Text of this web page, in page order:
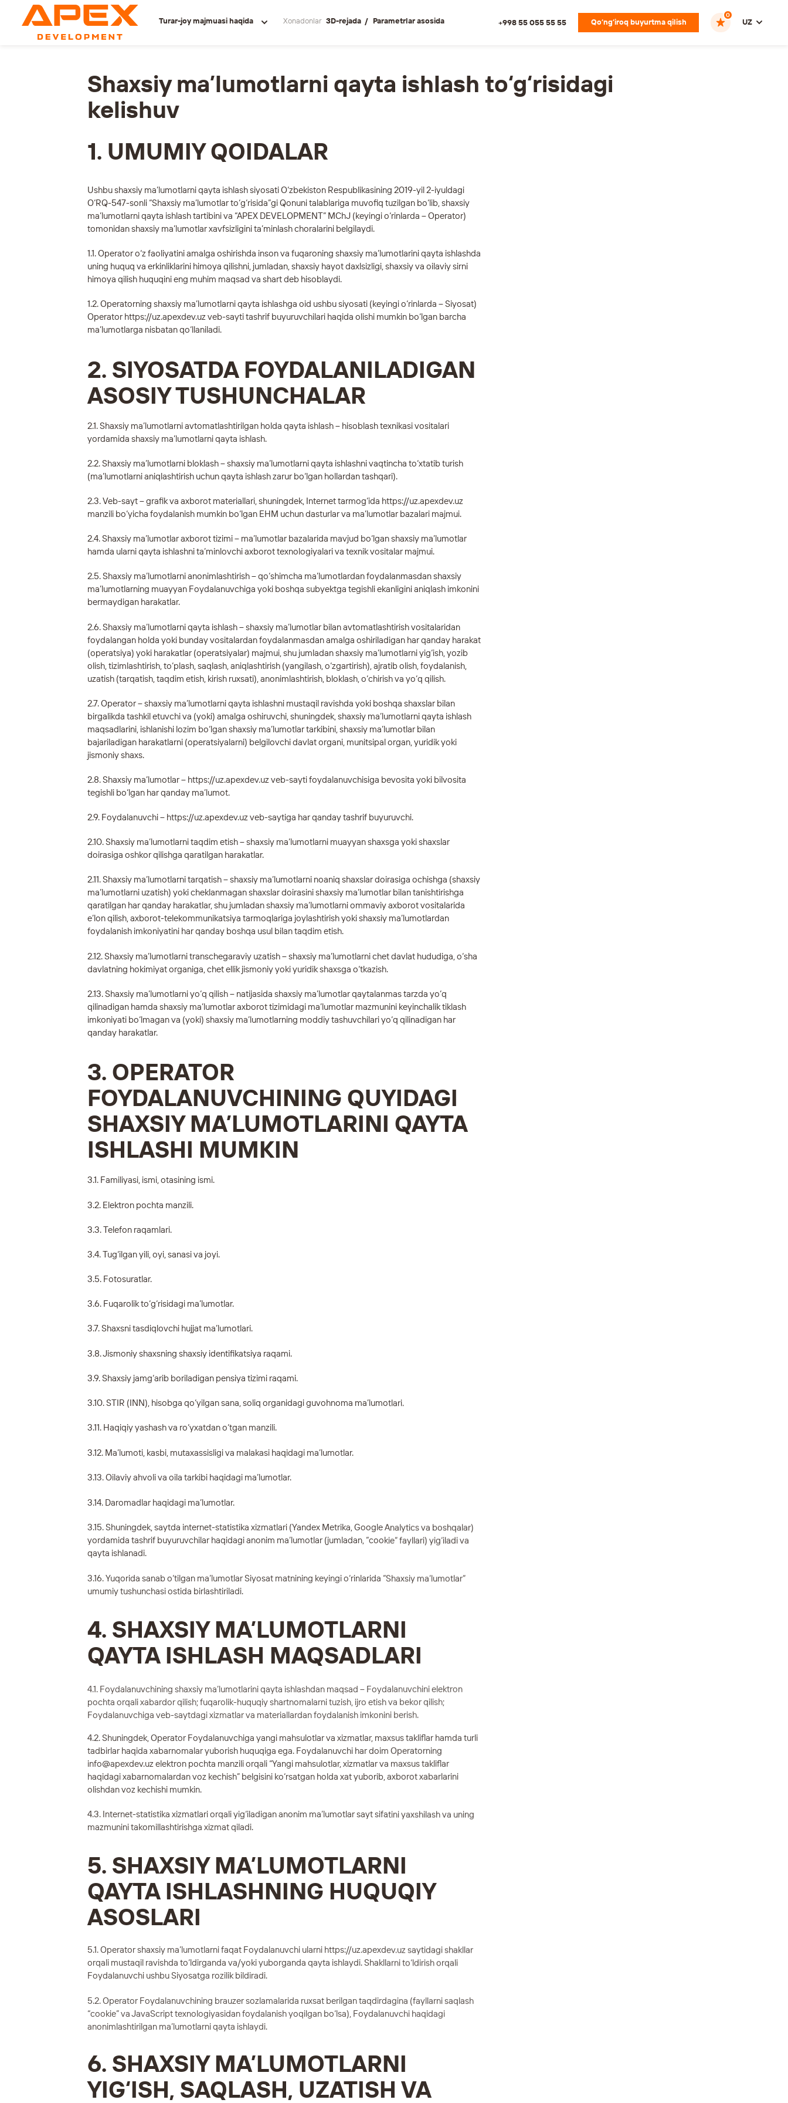
Turar-joy majmuasi haqida Xonadonlar 3D-rejada Parametrlar asosida +998 55 055 55 55 Qo‘ng‘iroq buyurtma qilish
0
UZ
Shaxsiy ma’lumotlarni qayta ishlash to‘g‘risidagi
kelishuv
1. UMUMIY QOIDALAR
Ushbu shaxsiy ma’lumotlarni qayta ishlash siyosati O‘zbekiston Respublikasining 2019-yil 2-iyuldagi
O‘RQ-547-sonli “Shaxsiy ma’lumotlar to‘g‘risida”gi Qonuni talablariga muvofiq tuzilgan bo‘lib, shaxsiy
ma’lumotlarni qayta ishlash tartibini va “APEX DEVELOPMENT” MChJ (keyingi o‘rinlarda – Operator)
tomonidan shaxsiy ma’lumotlar xavfsizligini ta’minlash choralarini belgilaydi.
1.1. Operator o‘z faoliyatini amalga oshirishda inson va fuqaroning shaxsiy ma’lumotlarini qayta ishlashda
uning huquq va erkinliklarini himoya qilishni, jumladan, shaxsiy hayot daxlsizligi, shaxsiy va oilaviy sirni
himoya qilish huquqini eng muhim maqsad va shart deb hisoblaydi.
1.2. Operatorning shaxsiy ma’lumotlarni qayta ishlashga oid ushbu siyosati (keyingi o‘rinlarda – Siyosat)
Operator https://uz.apexdev.uzveb-sayti tashrif buyuruvchilari haqida olishi mumkin bo‘lgan barcha
ma’lumotlarga nisbatan qo‘llaniladi.
2. SIYOSATDA FOYDALANILADIGAN
ASOSIY TUSHUNCHALAR
2.1. Shaxsiy ma’lumotlarni avtomatlashtirilgan holda qayta ishlash – hisoblash texnikasi vositalari
yordamida shaxsiy ma’lumotlarni qayta ishlash.
2.2. Shaxsiy ma’lumotlarni bloklash – shaxsiy ma’lumotlarni qayta ishlashni vaqtincha to‘xtatib turish
(ma’lumotlarni aniqlashtirish uchun qayta ishlash zarur bo‘lgan hollardan tashqari).
2.3. Veb-sayt – grafik va axborot materiallari, shuningdek, Internet tarmog‘ida https://uz.apexdev.uz
manzili bo‘yicha foydalanish mumkin bo‘lgan EHM uchun dasturlar va ma’lumotlar bazalari majmui.
2.4. Shaxsiy ma’lumotlar axborot tizimi – ma’lumotlar bazalarida mavjud bo‘lgan shaxsiy ma’lumotlar
hamda ularni qayta ishlashni ta’minlovchi axborot texnologiyalari va texnik vositalar majmui.
2.5. Shaxsiy ma’lumotlarni anonimlashtirish – qo‘shimcha ma’lumotlardan foydalanmasdan shaxsiy
ma’lumotlarning muayyan Foydalanuvchiga yoki boshqa subyektga tegishli ekanligini aniqlash imkonini
bermaydigan harakatlar.
2.6. Shaxsiy ma’lumotlarni qayta ishlash – shaxsiy ma’lumotlar bilan avtomatlashtirish vositalaridan
foydalangan holda yoki bunday vositalardan foydalanmasdan amalga oshiriladigan har qanday harakat
(operatsiya) yoki harakatlar (operatsiyalar) majmui, shu jumladan shaxsiy ma’lumotlarni yig‘ish, yozib
olish, tizimlashtirish, to‘plash, saqlash, aniqlashtirish (yangilash, o‘zgartirish), ajratib olish, foydalanish,
uzatish (tarqatish, taqdim etish, kirish ruxsati), anonimlashtirish, bloklash, o‘chirish va yo‘q qilish.
2.7. Operator – shaxsiy ma’lumotlarni qayta ishlashni mustaqil ravishda yoki boshqa shaxslar bilan
birgalikda tashkil etuvchi va (yoki) amalga oshiruvchi, shuningdek, shaxsiy ma’lumotlarni qayta ishlash
maqsadlarini, ishlanishi lozim bo‘lgan shaxsiy ma’lumotlar tarkibini, shaxsiy ma’lumotlar bilan
bajariladigan harakatlarni (operatsiyalarni) belgilovchi davlat organi, munitsipal organ, yuridik yoki
jismoniy shaxs.
2.8. Shaxsiy ma’lumotlar – https://uz.apexdev.uzveb-sayti foydalanuvchisiga bevosita yoki bilvosita
tegishli bo‘lgan har qanday ma’lumot.
2.9. Foydalanuvchi – https://uz.apexdev.uzveb-saytiga har qanday tashrif buyuruvchi.
2.10. Shaxsiy ma’lumotlarni taqdim etish – shaxsiy ma’lumotlarni muayyan shaxsga yoki shaxslar
doirasiga oshkor qilishga qaratilgan harakatlar.
2.11. Shaxsiy ma’lumotlarni tarqatish – shaxsiy ma’lumotlarni noaniq shaxslar doirasiga ochishga (shaxsiy
ma’lumotlarni uzatish) yoki cheklanmagan shaxslar doirasini shaxsiy ma’lumotlar bilan tanishtirishga
qaratilgan har qanday harakatlar, shu jumladan shaxsiy ma’lumotlarni ommaviy axborot vositalarida
e’lon qilish, axborot-telekommunikatsiya tarmoqlariga joylashtirish yoki shaxsiy ma’lumotlardan
foydalanish imkoniyatini har qanday boshqa usul bilan taqdim etish.
2.12. Shaxsiy ma’lumotlarni transchegaraviy uzatish – shaxsiy ma’lumotlarni chet davlat hududiga, o‘sha
davlatning hokimiyat organiga, chet ellik jismoniy yoki yuridik shaxsga o‘tkazish.
2.13. Shaxsiy ma’lumotlarni yo‘q qilish – natijasida shaxsiy ma’lumotlar qaytalanmas tarzda yo‘q
qilinadigan hamda shaxsiy ma’lumotlar axborot tizimidagi ma’lumotlar mazmunini keyinchalik tiklash
imkoniyati bo‘lmagan va (yoki) shaxsiy ma’lumotlarning moddiy tashuvchilari yo‘q qilinadigan har
qanday harakatlar.
3. OPERATOR
FOYDALANUVCHINING QUYIDAGI
SHAXSIY MA’LUMOTLARINI QAYTA
ISHLASHI MUMKIN
3.1. Familiyasi, ismi, otasining ismi.
3.2. Elektron pochta manzili.
3.3. Telefon raqamlari.
3.4. Tug‘ilgan yili, oyi, sanasi va joyi.
3.5. Fotosuratlar.
3.6. Fuqarolik to‘g‘risidagi ma’lumotlar.
3.7. Shaxsni tasdiqlovchi hujjat ma’lumotlari.
3.8. Jismoniy shaxsning shaxsiy identifikatsiya raqami.
3.9. Shaxsiy jamg‘arib boriladigan pensiya tizimi raqami.
3.10. STIR (INN), hisobga qo‘yilgan sana, soliq organidagi guvohnoma ma’lumotlari.
3.11. Haqiqiy yashash va ro‘yxatdan o‘tgan manzili.
3.12. Ma’lumoti, kasbi, mutaxassisligi va malakasi haqidagi ma’lumotlar.
3.13. Oilaviy ahvoli va oila tarkibi haqidagi ma’lumotlar.
3.14. Daromadlar haqidagi ma’lumotlar.
3.15. Shuningdek, saytda internet-statistika xizmatlari (Yandex Metrika, Google Analytics va boshqalar)
yordamida tashrif buyuruvchilar haqidagi anonim ma’lumotlar (jumladan, “cookie” fayllari) yig‘iladi va
qayta ishlanadi.
3.16. Yuqorida sanab o‘tilgan ma’lumotlar Siyosat matnining keyingi o‘rinlarida “Shaxsiy ma’lumotlar”
umumiy tushunchasi ostida birlashtiriladi.
4. SHAXSIY MA’LUMOTLARNI
QAYTA ISHLASH MAQSADLARI
4.1. Foydalanuvchining shaxsiy ma’lumotlarini qayta ishlashdan maqsad – Foydalanuvchini elektron
pochta orqali xabardor qilish; fuqarolik-huquqiy shartnomalarni tuzish, ijro etish va bekor qilish;
Foydalanuvchiga veb-saytdagi xizmatlar va materiallardan foydalanish imkonini berish.
4.2. Shuningdek, Operator Foydalanuvchiga yangi mahsulotlar va xizmatlar, maxsus takliflar hamda turli
tadbirlar haqida xabarnomalar yuborish huquqiga ega. Foydalanuvchi har doim Operatorning
info@apexdev.uz elektron pochta manzili orqali “Yangi mahsulotlar, xizmatlar va maxsus takliflar
haqidagi xabarnomalardan voz kechish” belgisini ko‘rsatgan holda xat yuborib, axborot xabarlarini
olishdan voz kechishi mumkin.
4.3. Internet-statistika xizmatlari orqali yig‘iladigan anonim ma’lumotlar sayt sifatini yaxshilash va uning
mazmunini takomillashtirishga xizmat qiladi.
5. SHAXSIY MA’LUMOTLARNI
QAYTA ISHLASHNING HUQUQIY
ASOSLARI
5.1. Operator shaxsiy ma’lumotlarni faqat Foydalanuvchi ularni https://uz.apexdev.uz saytidagi shakllar
orqali mustaqil ravishda to‘ldirganda va/yoki yuborganda qayta ishlaydi. Shakllarni to‘ldirish orqali
Foydalanuvchi ushbu Siyosatga rozilik bildiradi.
5.2. Operator Foydalanuvchining brauzer sozlamalarida ruxsat berilgan taqdirdagina (fayllarni saqlash
“cookie” va JavaScript texnologiyasidan foydalanish yoqilgan bo‘lsa), Foydalanuvchi haqidagi
anonimlashtirilgan ma’lumotlarni qayta ishlaydi.
6. SHAXSIY MA’LUMOTLARNI
YIG‘ISH, SAQLASH, UZATISH VA